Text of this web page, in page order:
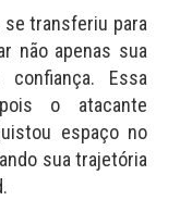
se transferiu para
não apenas sua
Essa
o atacante
espaço no
sua trajetória